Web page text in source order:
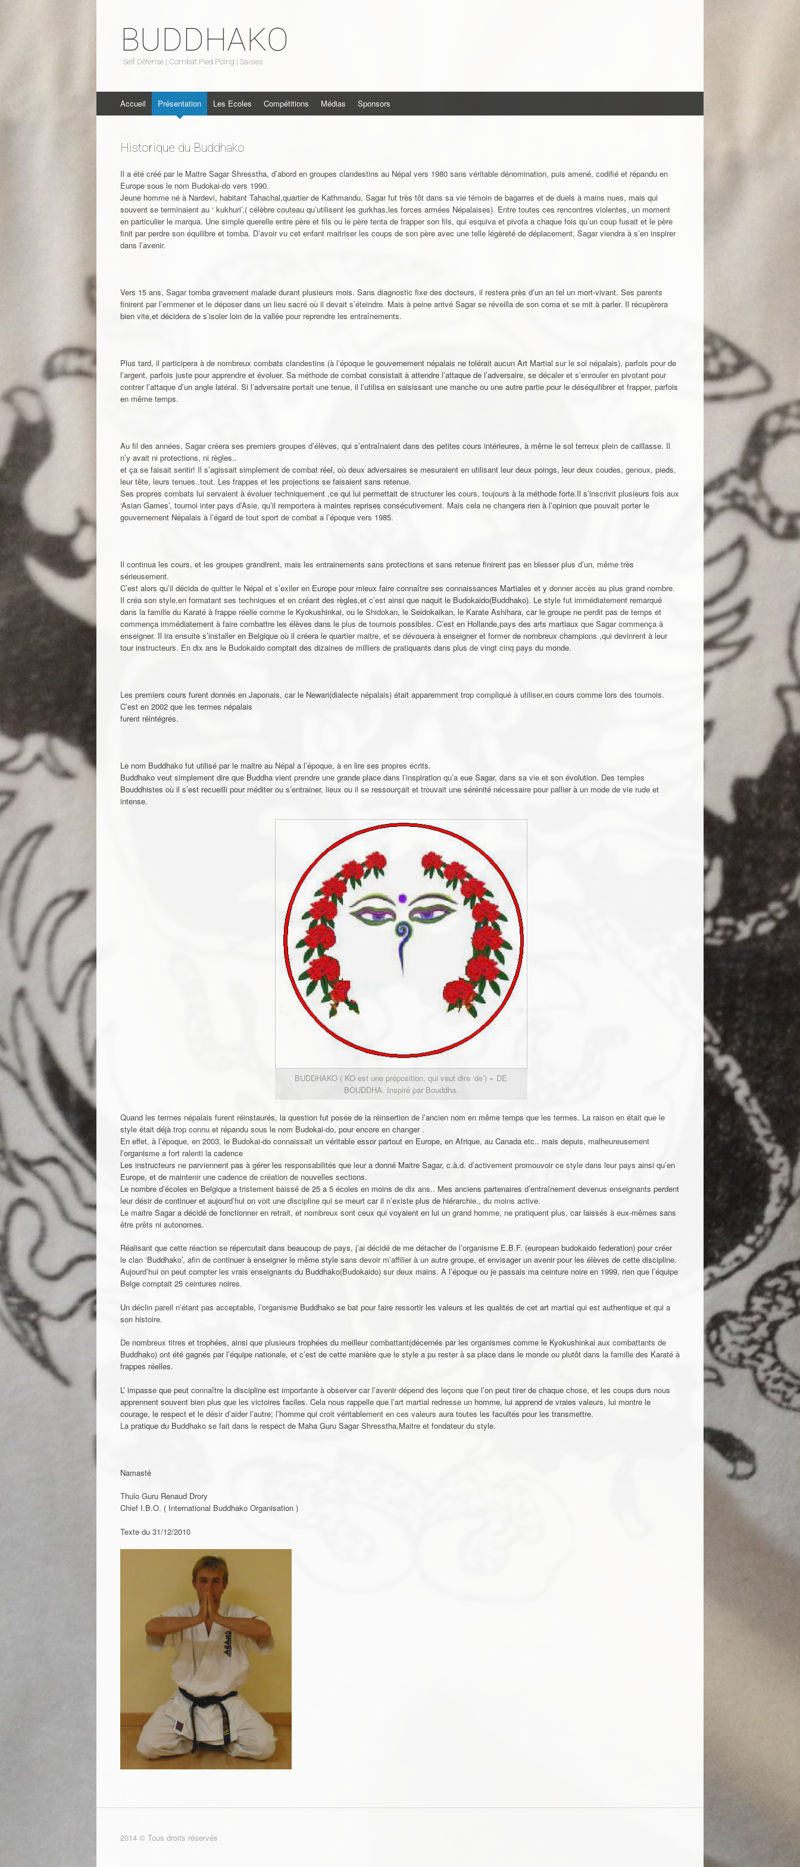
BUDDHAKO
Self Défense | Combat Pied Poing | Saisies
Aller au contenu
Accueil Présentation Les Ecoles Compétitions Médias Sponsors
Historique du Buddhako
Il a été créé par le Maitre Sagar Shresstha, d’abord en groupes clandestins au Népal vers 1980 sans véritable dénomination, puis amené, codifié et répandu en
Europe sous le nom Budokai-do vers 1990.
Jeune homme né à Nardevi, habitant Tahachal,quartier de Kathmandu, Sagar fut très tôt dans sa vie témoin de bagarres et de duels à mains nues, mais qui
souvent se terminaient au ‘ kukhuri’,( célèbre couteau qu’utilisent les gurkhas,les forces armées Népalaises). Entre toutes ces rencontres violentes, un moment
en particulier le marqua. Une simple querelle entre père et fils ou le père tenta de frapper son fils, qui esquiva et pivota a chaque fois qu’un coup fusait et le père
finit par perdre son équilibre et tomba. D’avoir vu cet enfant maitriser les coups de son père avec une telle légèreté de déplacement, Sagar viendra à s’en inspirer
dans l’avenir.
Vers 15 ans, Sagar tomba gravement malade durant plusieurs mois. Sans diagnostic fixe des docteurs, il restera près d’un an tel un mort-vivant. Ses parents
finirent par l’emmener et le déposer dans un lieu sacré où il devait s’éteindre. Mais à peine arrivé Sagar se réveilla de son coma et se mit à parler. Il récupèrera
bien vite,et décidera de s’isoler loin de la vallée pour reprendre les entraînements.
Plus tard, il participera à de nombreux combats clandestins (à l’époque le gouvernement népalais ne tolérait aucun Art Martial sur le sol népalais), parfois pour de
l’argent, parfois juste pour apprendre et évoluer. Sa méthode de combat consistait à attendre l’attaque de l’adversaire, se décaler et s’enrouler en pivotant pour
contrer l’attaque d’un angle latéral. Si l’adversaire portait une tenue, il l’utilisa en saisissant une manche ou une autre partie pour le déséquilibrer et frapper, parfois
en même temps.
Au fil des années, Sagar créera ses premiers groupes d’élèves, qui s’entraînaient dans des petites cours intérieures, à même le sol terreux plein de caillasse. Il
n’y avait ni protections, ni règles..
et ça se faisait sentir! Il s’agissait simplement de combat réel, où deux adversaires se mesuraient en utilisant leur deux poings, leur deux coudes, genoux, pieds,
leur tête, leurs tenues..tout. Les frappes et les projections se faisaient sans retenue.
Ses propres combats lui servaient à évoluer techniquement ,ce qui lui permettait de structurer les cours, toujours à la méthode forte.Il s’inscrivit plusieurs fois aux
‘Asian Games’, tournoi inter pays d’Asie, qu’il remportera à maintes reprises consécutivement. Mais cela ne changera rien à l’opinion que pouvait porter le
gouvernement Népalais à l’égard de tout sport de combat a l’époque vers 1985.
Il continua les cours, et les groupes grandirent, mais les entrainements sans protections et sans retenue finirent pas en blesser plus d’un, même très
sérieusement.
C’est alors qu’il décida de quitter le Népal et s’exiler en Europe pour mieux faire connaître ses connaissances Martiales et y donner accès au plus grand nombre.
Il créa son style,en formatant ses techniques et en créant des règles,et c’est ainsi que naquit le Budokaido(Buddhako). Le style fut immédiatement remarqué
dans la famille du Karaté à frappe réelle comme le Kyokushinkai, ou le Shidokan, le Seidokaikan, le Karate Ashihara, car le groupe ne perdit pas de temps et
commença immédiatement à faire combattre les élèves dans le plus de tournois possibles. C’est en Hollande,pays des arts martiaux que Sagar commença à
enseigner. Il ira ensuite s’installer en Belgique où il créera le quartier maitre, et se dévouera à enseigner et former de nombreux champions ,qui devinrent à leur
tour instructeurs. En dix ans le Budokaido comptait des dizaines de milliers de pratiquants dans plus de vingt cinq pays du monde.
Les premiers cours furent donnés en Japonais, car le Newari(dialecte népalais) était apparemment trop compliqué à utiliser,en cours comme lors des tournois.
C’est en 2002 que les termes népalais
furent réintégrés.
Le nom Buddhako fut utilisé par le maitre au Népal a l’époque, à en lire ses propres écrits.
Buddhako veut simplement dire que Buddha vient prendre une grande place dans l’inspiration qu’a eue Sagar, dans sa vie et son évolution. Des temples
Bouddhistes où il s’est recueilli pour méditer ou s’entrainer, lieux ou il se ressourçait et trouvait une sérénité nécessaire pour pallier à un mode de vie rude et
intense.
BUDDHAKO ( KO est une préposition, qui veut dire ‘de’) = DE
BOUDDHA. Inspiré par Bouddha.
Quand les termes népalais furent réinstaurés, la question fut posée de la réinsertion de l’ancien nom en même temps que les termes. La raison en était que le
style était déjà trop connu et répandu sous le nom Budokai-do, pour encore en changer .
En effet, à l’époque, en 2003, le Budokai-do connaissait un véritable essor partout en Europe, en Afrique, au Canada etc.. mais depuis, malheureusement
l’organisme a fort ralenti la cadence
Les instructeurs ne parviennent pas à gérer les responsabilités que leur a donné Maitre Sagar, c.à.d. d’activement promouvoir ce style dans leur pays ainsi qu’en
Europe, et de maintenir une cadence de création de nouvelles sections.
Le nombre d’écoles en Belgique a tristement baissé de 25 a 5 écoles en moins de dix ans.. Mes anciens partenaires d’entraînement devenus enseignants perdent
leur désir de continuer et aujourd’hui on voit une discipline qui se meurt car il n’existe plus de hiérarchie., du moins active.
Le maitre Sagar a décidé de fonctionner en retrait, et nombreux sont ceux qui voyaient en lui un grand homme, ne pratiquent plus, car laissés à eux-mêmes sans
être prêts ni autonomes.
Réalisant que cette réaction se répercutait dans beaucoup de pays, j’ai décidé de me détacher de l’organisme E.B.F. (european budokaido federation) pour créer
le clan ‘Buddhako’, afin de continuer à enseigner le même style sans devoir m’affilier à un autre groupe, et envisager un avenir pour les élèves de cette discipline.
Aujourd’hui on peut compter les vrais enseignants du Buddhako(Budokaido) sur deux mains. A l’époque ou je passais ma ceinture noire en 1999, rien que l’équipe
Belge comptait 25 ceintures noires.
Un déclin pareil n’étant pas acceptable, l’organisme Buddhako se bat pour faire ressortir les valeurs et les qualités de cet art martial qui est authentique et qui a
son histoire.
De nombreux titres et trophées, ainsi que plusieurs trophées du meilleur combattant(décernés par les organismes comme le Kyokushinkai aux combattants de
Buddhako) ont été gagnés par l’équipe nationale, et c’est de cette manière que le style a pu rester à sa place dans le monde ou plutôt dans la famille des Karaté à
frappes réelles.
L’ impasse que peut connaître la discipline est importante à observer car l’avenir dépend des leçons que l’on peut tirer de chaque chose, et les coups durs nous
apprennent souvent bien plus que les victoires faciles. Cela nous rappelle que l’art martial redresse un homme, lui apprend de vraies valeurs, lui montre le
courage, le respect et le désir d’aider l’autre; l’homme qui croit véritablement en ces valeurs aura toutes les facultés pour les transmettre.
La pratique du Buddhako se fait dans le respect de Maha Guru Sagar Shresstha,Maitre et fondateur du style.
Namasté
Thulo Guru Renaud Drory
Chief I.B.O. ( International Buddhako Organisation )
Texte du 31/12/2010
2014 © Tous droits réservés